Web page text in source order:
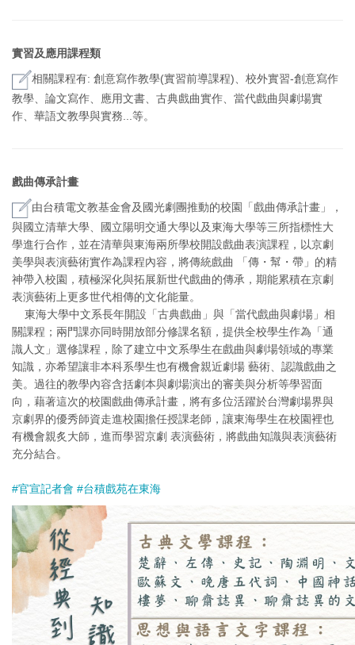
實習及應用課程類
相關課程有: 創意寫作教學(實習前導課程)、校外實習-創意寫作
教學、論文寫作、應用文書、古典戲曲實作、當代戲曲與劇場實
作、華語文教學與實務...等。
戲曲傳承計畫
由台積電文教基金會及國光劇團推動的校園「戲曲傳承計畫」，
與國立清華大學、國立陽明交通大學以及東海大學等三所指標性大
學進行合作，並在清華與東海兩所學校開設戲曲表演課程，以京劇
美學與表演藝術實作為課程內容，將傳統戲曲 「傳・幫・帶」的精
神帶入校園，積極深化與拓展新世代戲曲的傳承，期能累積在京劇
表演藝術上更多世代相傳的文化能量。
東海大學中文系長年開設「古典戲曲」與「當代戲曲與劇場」相
關課程；兩門課亦同時開放部分修課名額，提供全校學生作為「通
識人文」選修課程，除了建立中文系學生在戲曲與劇場領域的專業
知識，亦希望讓非本科系學生也有機會親近劇場 藝術、認識戲曲之
美。過往的教學內容含括劇本與劇場演出的審美與分析等學習面
向，藉著這次的校園戲曲傳承計畫，將有多位活躍於台灣劇場界與
京劇界的優秀師資走進校園擔任授課老師，讓東海學生在校園裡也
有機會親炙大師，進而學習京劇 表演藝術，將戲曲知識與表演藝術
充分結合。
#官宣記者會 #台積戲苑在東海